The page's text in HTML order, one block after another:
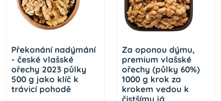
Překonání nadýmání
- české vlašské
ořechy 2023 půlky
500 g jako klíč k
trávicí pohodě
Za oponou dýmu,
premium vlašské
ořechy (půlky 60%)
1000 g krok za
krokem vedou k
čistšímu já